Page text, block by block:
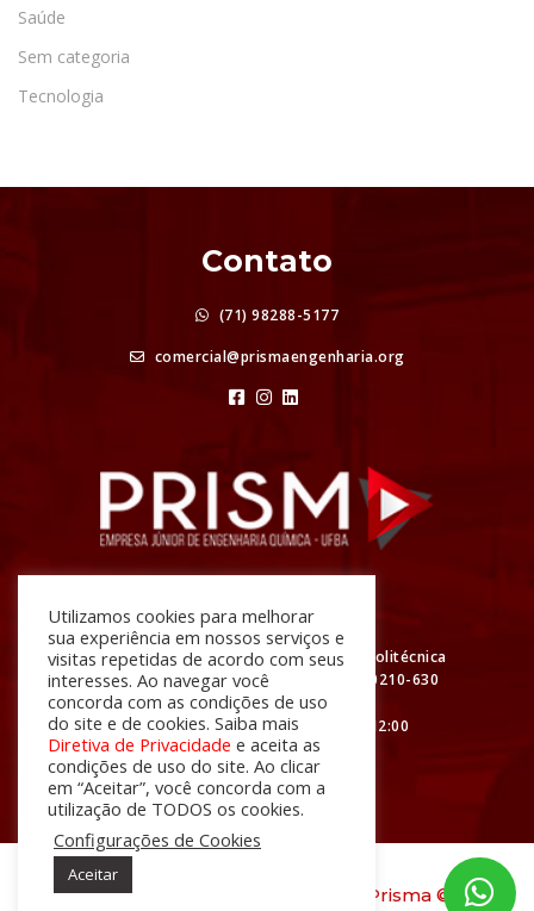
Saúde
Sem categoria
Tecnologia
Contato
(71) 98288-5177
comercial@prismaengenharia.org
Atendimento
R. Prof. Aristídes Novis, Nº 2 Escola Politécnica
da UFBA - Federação, Salvador - BA, 40210-630
De segunda à sexta das 08:00 às 12:00
e das 13:00 às 18:00
desenvolvido com Prisma © 2026
Utilizamos cookies para melhorar
sua experiência em nossos serviços e
visitas repetidas de acordo com seus
interesses. Ao navegar você
concorda com as condições de uso
do site e de cookies. Saiba mais
Diretiva de Privacidade e aceita as
condições de uso do site. Ao clicar
em “Aceitar”, você concorda com a
utilização de TODOS os cookies.
Configurações de Cookies
Aceitar